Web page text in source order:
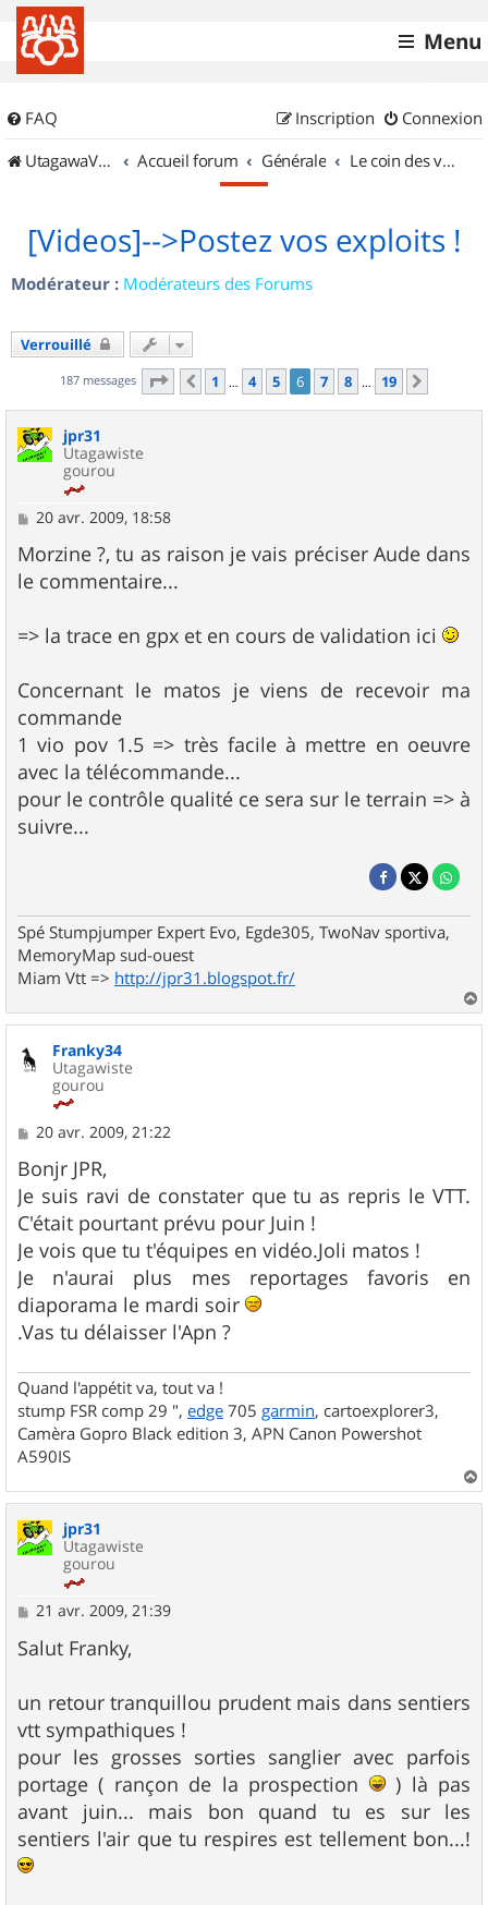
Menu
FAQ Connexion
Inscription
UtagawaVTT (Randos VTT et VTTAE avec traces GPS)
Accueil forum Générale Le coin des vidéastes
[Videos]-->Postez vos exploits !
Modérateur : Modérateurs des Forums
Verrouillé
187 messages Page 6sur 19
Précédent
1 … 4 5 6 7 8 … 19
jpr31
Utagawiste
gourou
M
s
s
a
20 avr. 2009, 18:58
Morzine ?, tu as raison je vais préciser Aude dans
le commentaire...
=> la trace en gpx et en cours de validation ici
Concernant le matos je viens de recevoir ma
commande
1 vio pov 1.5 => très facile à mettre en oeuvre
avec la télécommande...
pour le contrôle qualité ce sera sur le terrain => à
suivre...
Spé Stumpjumper Expert Evo, Egde305, TwoNav sportiva,
MemoryMap sud-ouest
Miam Vtt => http://jpr31.blogspot.fr/
a
u
Franky34
Utagawiste
gourou
M
s
s
a
g
e
20 avr. 2009, 21:22
Bonjr JPR,
Je suis ravi de constater que tu as repris le VTT.
C'était pourtant prévu pour Juin !
Je vois que tu t'équipes en vidéo.Joli matos !
Je n'aurai plus mes reportages favoris en
diaporama le mardi soir
.Vas tu délaisser l'Apn ?
Quand l'appétit va, tout va !
stump FSR comp 29 ", edge 705 garmin, cartoexplorer3,
Camèra Gopro Black edition 3, APN Canon Powershot
A590IS
a
jpr31
Utagawiste
gourou
M
s
s
g
e
21 avr. 2009, 21:39
Salut Franky,
un retour tranquillou prudent mais dans sentiers
vtt sympathiques !
pour les grosses sorties sanglier avec parfois
portage ( rançon de la prospection
) là pas
avant juin... mais bon quand tu es sur les
sentiers l'air que tu respires est tellement bon...!